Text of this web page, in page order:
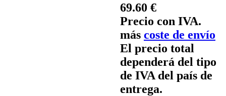
69.60 €
Precio con IVA.
más coste de envío
El precio total
dependerá del tipo
de IVA del país de
entrega.